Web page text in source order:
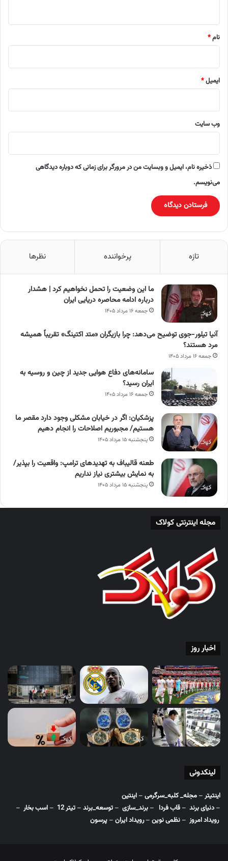
نام*
ایمیل*
وب‌ سایت
ذخیره نام، ایمیل و وبسایت من در مرورگر برای زمانی که دوباره دیدگاهی
می‌نویسم.
تازه پرخواننده نظرها
ما این وضعیت را تحمل نخواهیم کرد | هشدار
درباره ادامه محاصره دریایی ایران
جمعه ۱۶ مرداد ۱۴۰۵
آنیا تیلور-جوی توضیح می‌دهد: چرا بازیگران «متد اکتینگ» تقریباً همیشه
مرد هستند؟
جمعه ۱۶ مرداد ۱۴۰۵
سامانه‌های دفاع هوایی جدید از چین و روسیه به
ایران رسید؟
جمعه ۱۶ مرداد ۱۴۰۵
پزشکیان: اگر در خیابان مشکلی وجود دارد مقصر ما
هستیم/ مجبوریم اصلاحات را انجام دهیم
پنجشنبه ۱۵ مرداد ۱۴۰۵
طعنه قالیباف به تهدیدهای ترامپ: واقعیت را بپذیر/
به نمایش بیشتری نیاز نداریم
پنجشنبه ۱۵ مرداد ۱۴۰۵
مجله اینترنتی کولاک
اخبار روز
لینکدونی
اینتیتر – مجله_ کلبه_سرگرمی – اینتین
– دنیای برند – قاب فردا – برند_سازی – توسعه_برند – تیتر 12 – اسب بخار –
رویداد امروز – نظمی نوین –رویداد ایران – پرسون